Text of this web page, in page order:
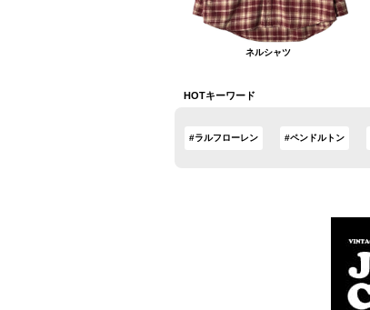
ネルシャツ
HOTキーワード
#ラルフローレン #ペンドルトン